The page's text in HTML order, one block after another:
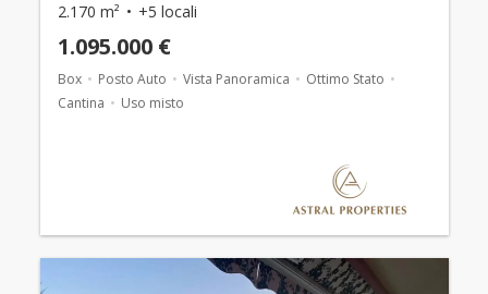
2.170 m² +5 locali
1.095.000 €
Box Posto Auto Vista Panoramica
Ottimo Stato
Cantina
Uso misto